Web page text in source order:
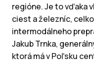
regióne. Je to vďaka
ciest a železníc,
intermodálneho
Jakub Trnka,
ktorá má v Poľsku